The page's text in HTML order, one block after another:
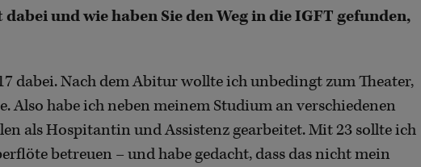
und wie haben Sie den Weg in die IGFT gefunden,
dabei. Nach dem Abitur wollte ich unbedingt zum Theater,
Also habe ich neben meinem Studium an verschiedenen
als Hospitantin und Assistenz gearbeitet. Mit 23 sollte ich
betreuen – und habe gedacht, dass das nicht mein